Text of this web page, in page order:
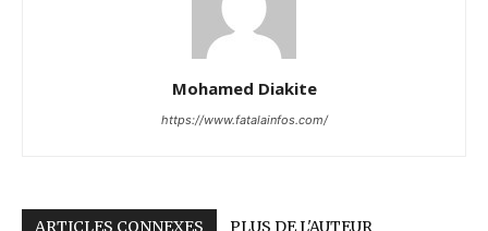
Mohamed Diakite
https://www.fatalainfos.com/
ARTICLES CONNEXES PLUS DE L'AUTEUR